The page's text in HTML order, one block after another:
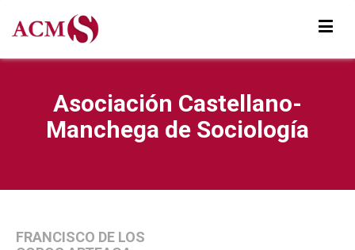
Asociación Castellano-
Manchega de Sociología
FRANCISCO DE LOS